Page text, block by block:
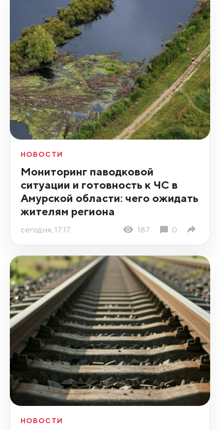
НОВОСТИ
Мониторинг паводковой
ситуации и готовность к ЧС в
Амурской области: чего ожидать
жителям региона
сегодня, 17:17 187 0
НОВОСТИ